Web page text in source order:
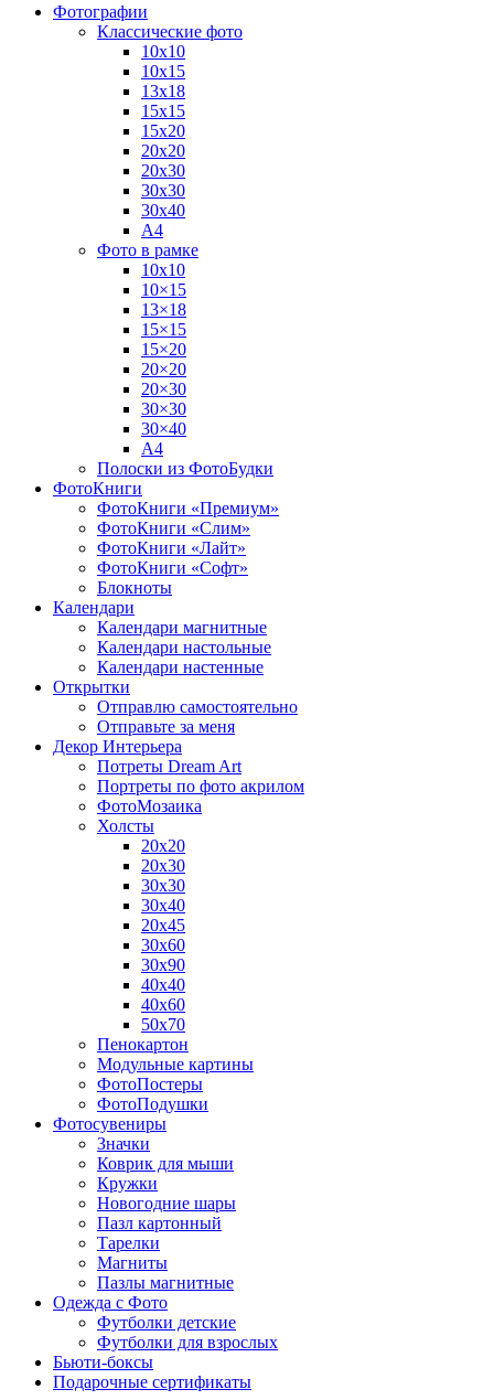
Фотографии
Классические фото
10х10
10х15
13х18
15х15
15х20
20х20
20х30
30х30
30х40
А4
Фото в рамке
10х10
10×15
13×18
15×15
15×20
20×20
20×30
30×30
30×40
A4
Полоски из ФотоБудки
ФотоКниги
ФотоКниги «Премиум»
ФотоКниги «Слим»
ФотоКниги «Лайт»
ФотоКниги «Софт»
Блокноты
Календари
Календари магнитные
Календари настольные
Календари настенные
Открытки
Отправлю самостоятельно
Отправьте за меня
Декор Интерьера
Потреты Dream Art
Портреты по фото акрилом
ФотоМозаика
Холсты
20х20
20х30
30х30
30х40
20х45
30х60
30х90
40х40
40х60
50х70
Пенокартон
Модульные картины
ФотоПостеры
ФотоПодушки
Фотоcувениры
Значки
Коврик для мыши
Кружки
Новогодние шары
Пазл картонный
Тарелки
Магниты
Пазлы магнитные
Одежда с Фото
Футболки детские
Футболки для взрослых
Бьюти-боксы
Подарочные сертификаты